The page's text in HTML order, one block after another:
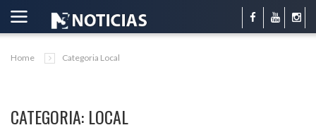
Home Categoria Local
CATEGORIA: LOCAL